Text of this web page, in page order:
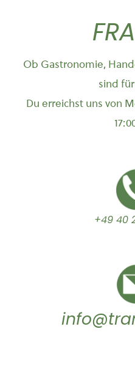
Ob Gastronomie,
sind
Du erreichst uns von
+49 40